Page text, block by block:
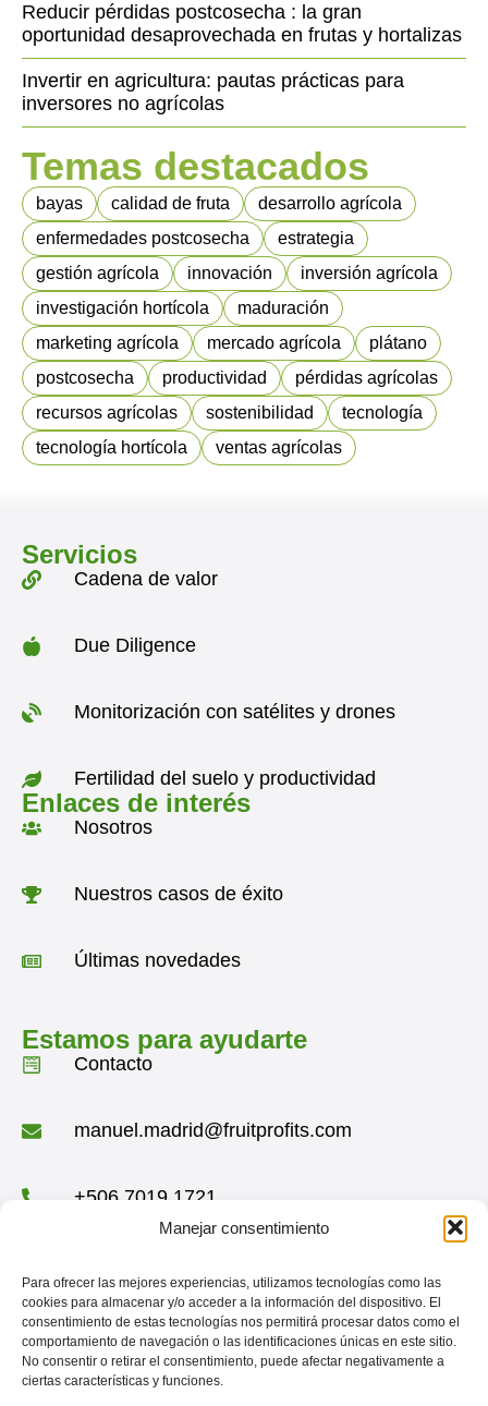
Manejar consentimiento
Para ofrecer las mejores experiencias, utilizamos tecnologías como las
cookies para almacenar y/o acceder a la información del dispositivo. El
consentimiento de estas tecnologías nos permitirá procesar datos como el
comportamiento de navegación o las identificaciones únicas en este sitio.
No consentir o retirar el consentimiento, puede afectar negativamente a
ciertas características y funciones.
Reducir pérdidas postcosecha : la gran
oportunidad desaprovechada en frutas y hortalizas
Invertir en agricultura: pautas prácticas para
inversores no agrícolas
Temas destacados
bayas calidad de fruta
desarrollo agrícola
enfermedades postcosecha
estrategia
gestión agrícola
innovación
inversión agrícola
investigación hortícola
maduración
marketing agrícola
mercado agrícola
plátano
postcosecha
productividad
pérdidas agrícolas
recursos agrícolas
sostenibilidad
tecnología
tecnología hortícola
ventas agrícolas
Servicios
Cadena de valor
Due Diligence
Monitorización con satélites y drones
Fertilidad del suelo y productividad
Enlaces de interés
Nosotros
Nuestros casos de éxito
Últimas novedades
Estamos para ayudarte
Contacto
manuel.madrid@fruitprofits.com
+506 7019 1721
Condominio Montserrat, 11401, Moravia,
San José Costa Rica
Redes sociales